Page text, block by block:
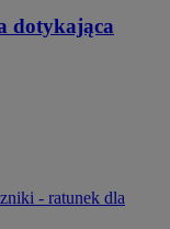
dotykająca